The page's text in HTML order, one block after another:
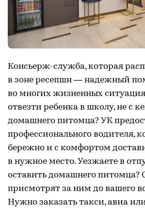
Консьерж-служба, которая
в зоне ресепшн — надежный
во многих жизненных
отвезти ребенка в школу, не с
домашнего питомца? УК
профессионального водителя,
бережно и с комфортом
в нужное место. Уезжаете в
оставить домашнего питомца?
присмотрят за ним до вашего
Нужно заказать такси, авиа